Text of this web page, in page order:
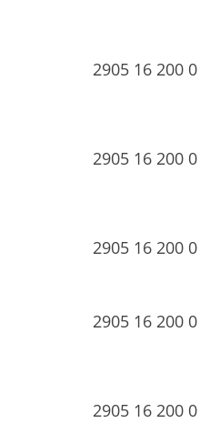
2905 16 200 0
2905 16 200 0
2905 16 200 0
2905 16 200 0
2905 16 200 0